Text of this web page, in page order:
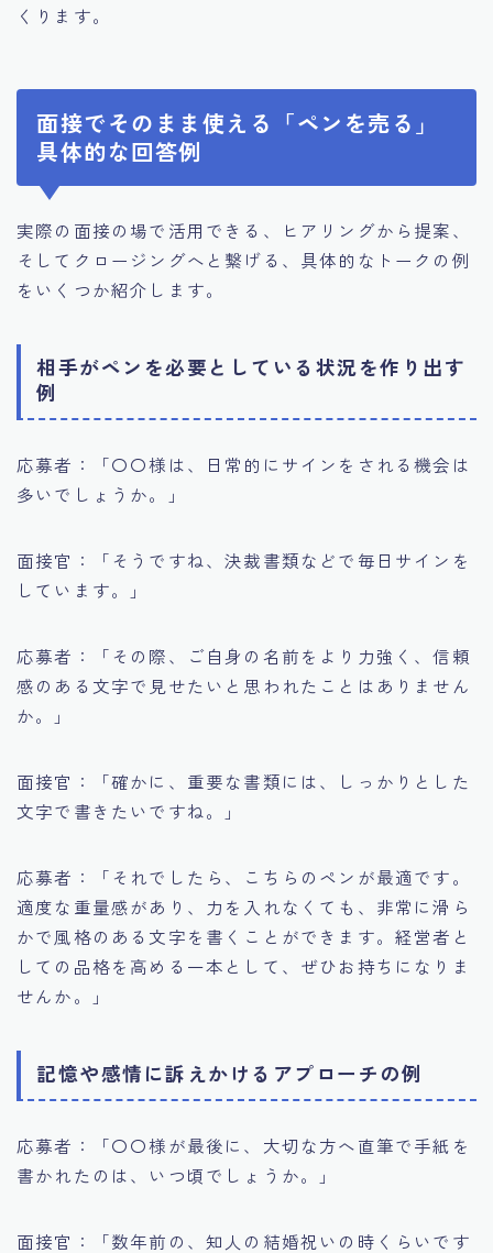
くります。
面接でそのまま使える「ペンを売る」
具体的な回答例
実際の面接の場で活用できる、ヒアリングから提案、
そしてクロージングへと繋げる、具体的なトークの例
をいくつか紹介します。
相手がペンを必要としている状況を作り出す
例
応募者：「〇〇様は、日常的にサインをされる機会は
多いでしょうか。」
面接官：「そうですね、決裁書類などで毎日サインを
しています。」
応募者：「その際、ご自身の名前をより力強く、信頼
感のある文字で見せたいと思われたことはありません
か。」
面接官：「確かに、重要な書類には、しっかりとした
文字で書きたいですね。」
応募者：「それでしたら、こちらのペンが最適です。
適度な重量感があり、力を入れなくても、非常に滑ら
かで風格のある文字を書くことができます。経営者と
しての品格を高める一本として、ぜひお持ちになりま
せんか。」
記憶や感情に訴えかけるアプローチの例
応募者：「〇〇様が最後に、大切な方へ直筆で手紙を
書かれたのは、いつ頃でしょうか。」
面接官：「数年前の、知人の結婚祝いの時くらいです